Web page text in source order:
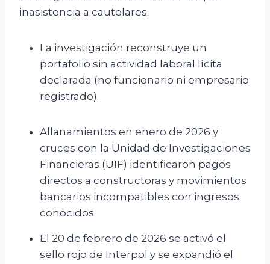
inasistencia a cautelares.
La investigación reconstruye un
portafolio sin actividad laboral lícita
declarada (no funcionario ni empresario
registrado).
Allanamientos en enero de 2026 y
cruces con la Unidad de Investigaciones
Financieras (UIF) identificaron pagos
directos a constructoras y movimientos
bancarios incompatibles con ingresos
conocidos.
El 20 de febrero de 2026 se activó el
sello rojo de Interpol y se expandió el